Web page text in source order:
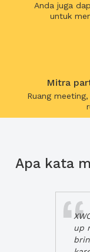
Anda juga
untuk
Mitra
Ruang
Apa kata
up